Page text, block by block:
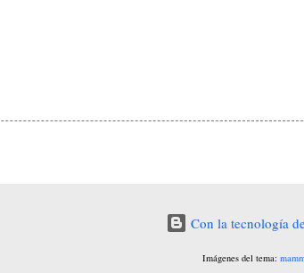
Con la tecnología
Imágenes del tema: